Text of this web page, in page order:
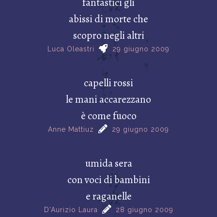
abissi di morte che
scopro negli altri
Luca Oleastri 29 giugno 2009
capelli rossi
le mani accarezzano
è come fuoco
Anne Mattiuz 29 giugno 2009
umida sera
con voci di bambini
e raganelle
D'Aurizio Laura 28 giugno 2009